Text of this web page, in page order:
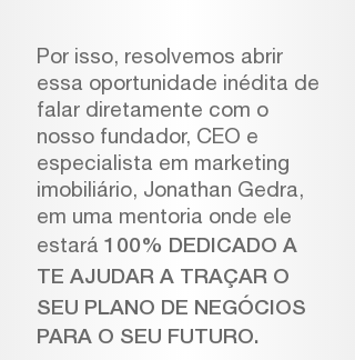
Por isso, resolvemos abrir
essa oportunidade inédita de
falar diretamente com o
nosso fundador, CEO e
especialista em marketing
imobiliário, Jonathan Gedra,
em uma mentoria onde ele
estará 100% DEDICADO A
TE AJUDAR A TRAÇAR O
SEU PLANO DE NEGÓCIOS
PARA O SEU FUTURO.